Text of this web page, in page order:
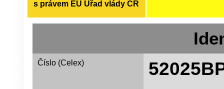
s právem EU Úřad vlády ČR
Číslo (Celex)